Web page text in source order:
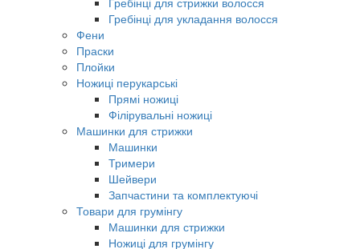
Гребінці для укладання волосся
Фени
Праски
Плойки
Ножиці перукарські
Прямі ножиці
Філірувальні ножиці
Машинки для стрижки
Машинки
Тримери
Шейвери
Запчастини та комплектуючі
Товари для грумінгу
Машинки для стрижки
Ножиці для грумінгу